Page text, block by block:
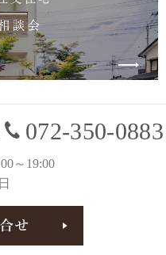
072-350-0883
～19:00